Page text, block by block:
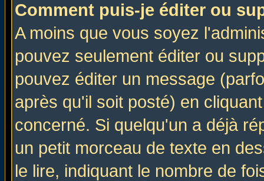
Comment puis-je éditer ou
A moins que vous soyez
pouvez seulement éditer ou
pouvez éditer un message
après qu'il soit posté) en
concerné. Si quelqu'un a déjà
un petit morceau de texte en
le lire, indiquant le nombre de